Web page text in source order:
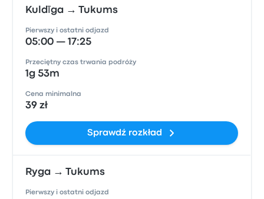
Kuldīga → Tukums
Pierwszy i ostatni odjazd
05:00 — 17:25
Przeciętny czas trwania podróży
1g 53m
Cena minimalna
39 zł
Sprawdź rozkład
Ryga → Tukums
Pierwszy i ostatni odjazd